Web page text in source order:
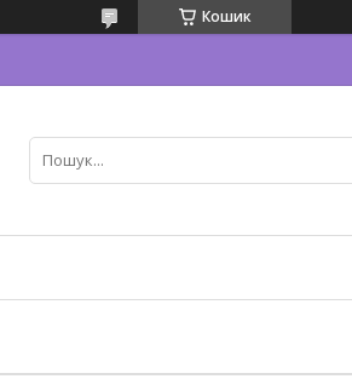
Кошик